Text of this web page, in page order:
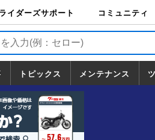
ライダーズサポート
イダーズサポート
イク輸送
イクガレージライ
イク車両保険
ードサービス
イク試乗
コミュニティ
トピックス
トピックス
一覧
ホンダ
ヤマハ
スズキ
カワサキ
ハーレーダ
ビッドソン
BMW
ドゥカティ
トライアン
フ
メンテナンス